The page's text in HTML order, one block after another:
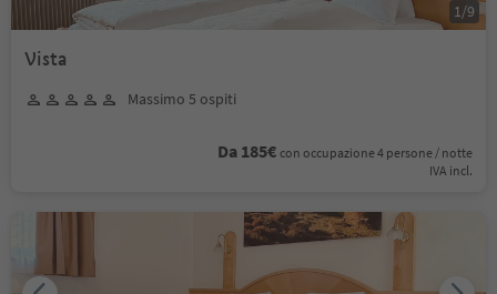
Vista
Massimo 5 ospiti
Da 185€ con occupazione 4 persone / notte
IVA incl.
1/9